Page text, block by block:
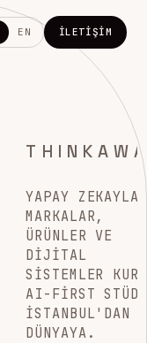
EN İLETIŞIM
YAPAY ZEKAYLA
MARKALAR,
ÜRÜNLER VE
DIJITAL
SISTEMLER
AI-FIRST
İSTANBUL'DAN
DÜNYAYA.